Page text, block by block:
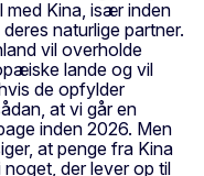
med Kina, især inden
naturlige partner.
vil overholde
lande og vil
de opfylder
at vi går en
inden 2026. Men
at penge fra Kina
der lever op til